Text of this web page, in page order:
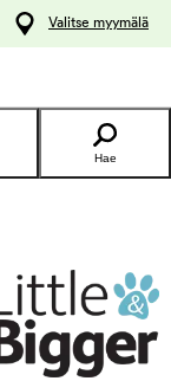
Valitse myymälä
Hae